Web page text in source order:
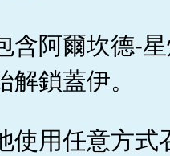
含阿爾坎德-
鎖蓋伊。
使用任意方式